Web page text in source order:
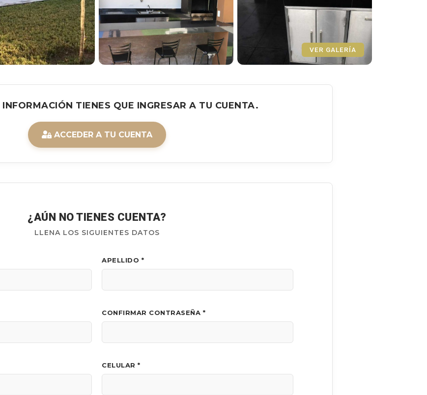
VER GALERÍA
TIENES QUE INGRESAR A TU CUENTA.
ACCEDER A TU CUENTA
¿AÚN NO TIENES CUENTA?
LLENA LOS SIGUIENTES DATOS
APELLIDO *
CONFIRMAR CONTRASEÑA *
CELULAR *